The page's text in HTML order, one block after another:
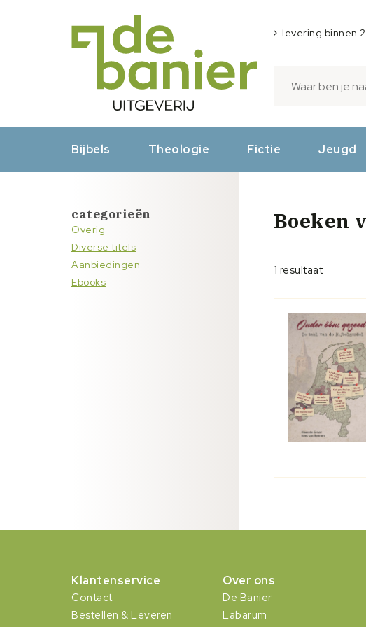
levering binnen
Bijbels Theologie Fictie Jeugd
categorieën
Overig
Diverse titels
Aanbiedingen
Ebooks
Boeken
1 resultaat
Klantenservice
Contact
Bestellen & Leveren
Over ons
De Banier
Labarum